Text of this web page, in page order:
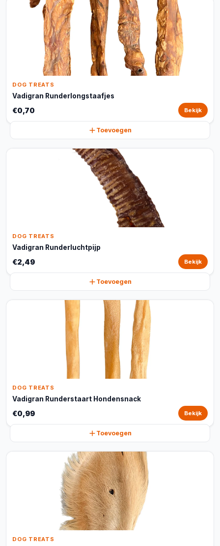
DOG TREATS
Vadigran Runderlongstaafjes
€0,70 Bekijk
Toevoegen
DOG TREATS
Vadigran Runderluchtpijp
€2,49 Bekijk
Toevoegen
DOG TREATS
Vadigran Runderstaart Hondensnack
€0,99 Bekijk
Toevoegen
DOG TREATS